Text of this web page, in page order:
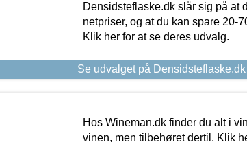
Densidsteflaske.dk slår sig på
netpriser, og at du kan spare 20-
Klik her for at se deres udvalg.
Se udvalget på Densidsteflaske.dk
Hos Wineman.dk finder du alt i
vinen, men tilbehøret dertil. Klik